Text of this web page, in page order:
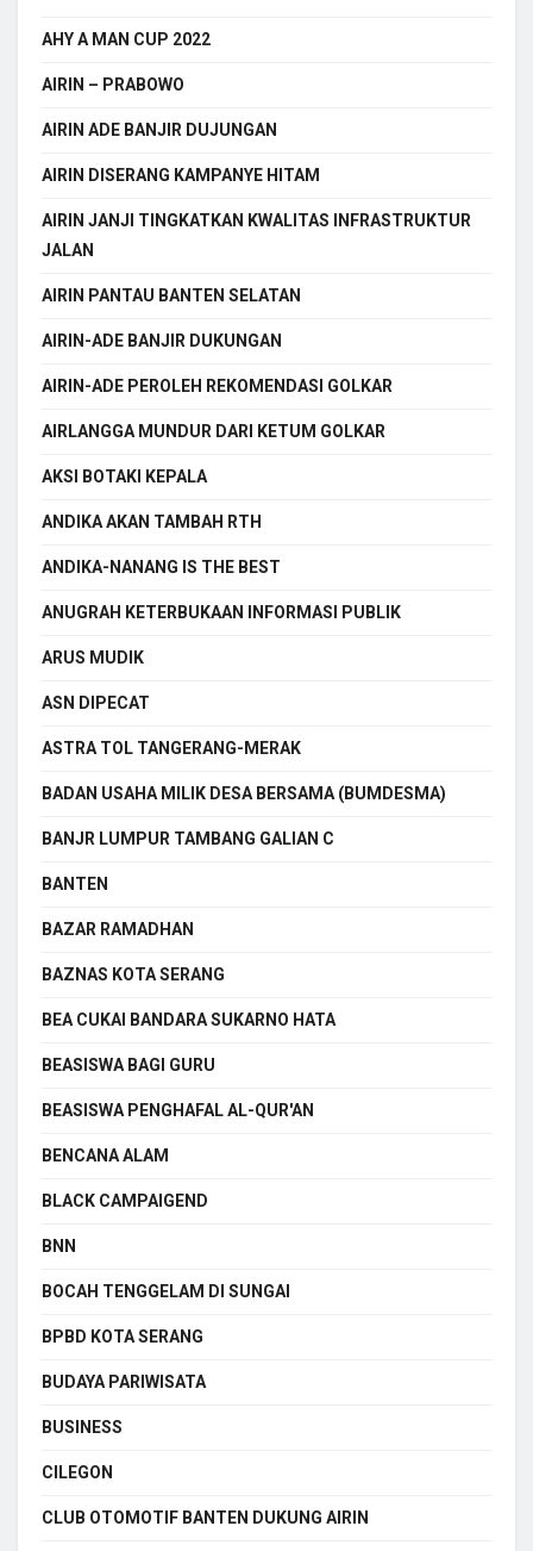
AHY A MAN CUP 2022
AIRIN – PRABOWO
AIRIN ADE BANJIR DUJUNGAN
AIRIN DISERANG KAMPANYE HITAM
AIRIN JANJI TINGKATKAN KWALITAS INFRASTRUKTUR
JALAN
AIRIN PANTAU BANTEN SELATAN
AIRIN-ADE BANJIR DUKUNGAN
AIRIN-ADE PEROLEH REKOMENDASI GOLKAR
AIRLANGGA MUNDUR DARI KETUM GOLKAR
AKSI BOTAKI KEPALA
ANDIKA AKAN TAMBAH RTH
ANDIKA-NANANG IS THE BEST
ANUGRAH KETERBUKAAN INFORMASI PUBLIK
ARUS MUDIK
ASN DIPECAT
ASTRA TOL TANGERANG-MERAK
BADAN USAHA MILIK DESA BERSAMA (BUMDESMA)
BANJR LUMPUR TAMBANG GALIAN C
BANTEN
BAZAR RAMADHAN
BAZNAS KOTA SERANG
BEA CUKAI BANDARA SUKARNO HATA
BEASISWA BAGI GURU
BEASISWA PENGHAFAL AL-QUR'AN
BENCANA ALAM
BLACK CAMPAIGEND
BNN
BOCAH TENGGELAM DI SUNGAI
BPBD KOTA SERANG
BUDAYA PARIWISATA
BUSINESS
CILEGON
CLUB OTOMOTIF BANTEN DUKUNG AIRIN